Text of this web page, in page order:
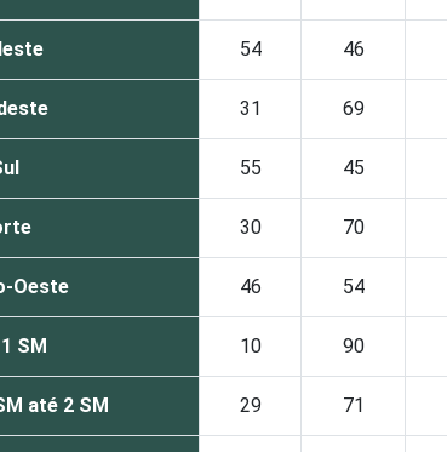
54 46
31 69
55 45
30 70
Oeste 46 54
SM 10 90
até 2 SM 29 71